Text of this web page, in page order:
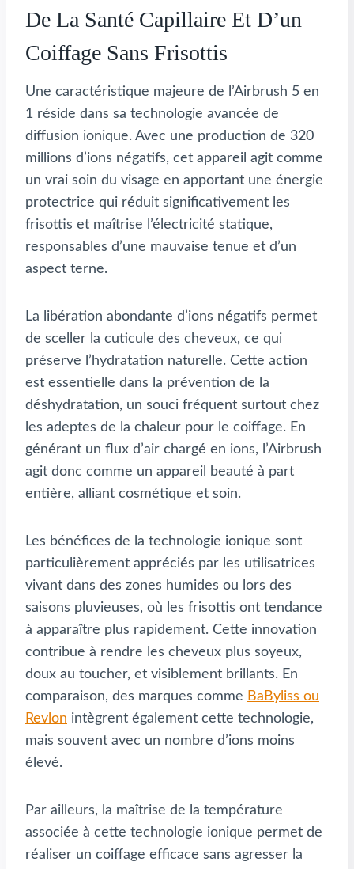
De La Santé Capillaire Et D’un
Coiffage Sans Frisottis
Une caractéristique majeure de l’Airbrush 5 en
1 réside dans sa technologie avancée de
diffusion ionique. Avec une production de 320
millions d’ions négatifs, cet appareil agit comme
un vrai soin du visage en apportant une énergie
protectrice qui réduit significativement les
frisottis et maîtrise l’électricité statique,
responsables d’une mauvaise tenue et d’un
aspect terne.
La libération abondante d’ions négatifs permet
de sceller la cuticule des cheveux, ce qui
préserve l’hydratation naturelle. Cette action
est essentielle dans la prévention de la
déshydratation, un souci fréquent surtout chez
les adeptes de la chaleur pour le coiffage. En
générant un flux d’air chargé en ions, l’Airbrush
agit donc comme un appareil beauté à part
entière, alliant cosmétique et soin.
Les bénéfices de la technologie ionique sont
particulièrement appréciés par les utilisatrices
vivant dans des zones humides ou lors des
saisons pluvieuses, où les frisottis ont tendance
à apparaître plus rapidement. Cette innovation
contribue à rendre les cheveux plus soyeux,
doux au toucher, et visiblement brillants. En
comparaison, des marques comme BaByliss ou
Revlon intègrent également cette technologie,
mais souvent avec un nombre d’ions moins
élevé.
Par ailleurs, la maîtrise de la température
associée à cette technologie ionique permet de
réaliser un coiffage efficace sans agresser la